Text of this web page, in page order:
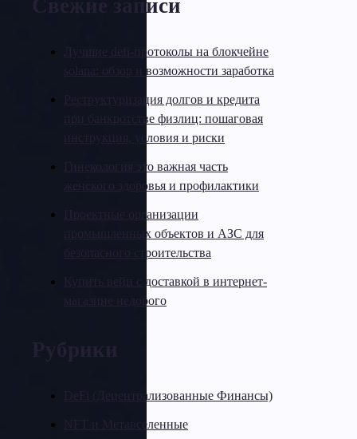
Свежие записи
Лучшие defi-протоколы на блокчейне
solana: обзор и возможности заработка
Реструктуризация долгов и кредита
при банкротстве физлиц: пошаговая
инструкция, условия и риски
Гинекология это важная часть
женского здоровья и профилактики
Проектные организации
промышленных объектов и АЗС для
безопасного строительства
Купить вейп с доставкой в интернет-
магазине недорого
DeFi (Децентрализованные Финансы)
NFT и Метавселенные